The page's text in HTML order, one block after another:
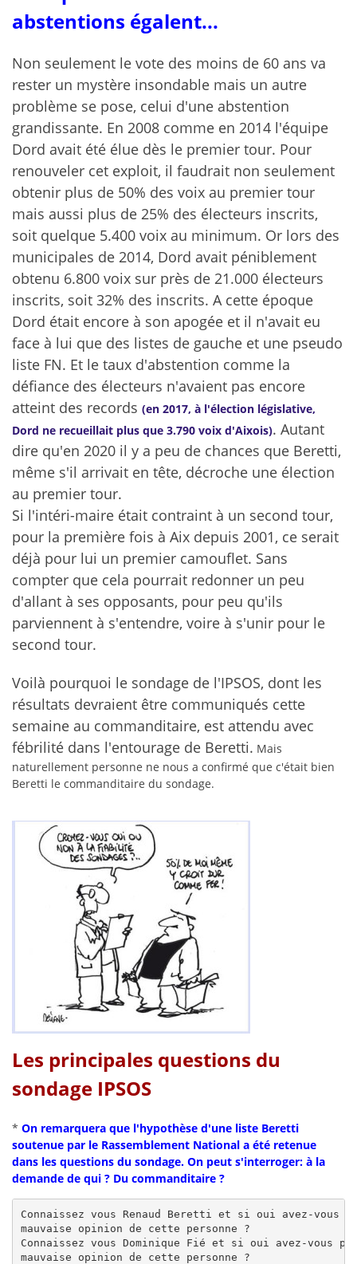
abstentions égalent...
Non seulement le vote des moins de 60 ans va
rester un mystère insondable mais un autre
problème se pose, celui d'une abstention
grandissante. En 2008 comme en 2014 l'équipe
Dord avait été élue dès le premier tour. Pour
renouveler cet exploit, il faudrait non seulement
obtenir plus de 50% des voix au premier tour
mais aussi plus de 25% des électeurs inscrits,
soit quelque 5.400 voix au minimum. Or lors des
municipales de 2014, Dord avait péniblement
obtenu 6.800 voix sur près de 21.000 électeurs
inscrits, soit 32% des inscrits. A cette époque
Dord était encore à son apogée et il n'avait eu
face à lui que des listes de gauche et une pseudo
liste FN. Et le taux d'abstention comme la
défiance des électeurs n'avaient pas encore
atteint des records (en 2017, à l'élection législative,
Dord ne recueillait plus que 3.790 voix d'Aixois). Autant
dire qu'en 2020 il y a peu de chances que Beretti,
même s'il arrivait en tête, décroche une élection
au premier tour.
Si l'intéri-maire était contraint à un second tour,
pour la première fois à Aix depuis 2001, ce serait
déjà pour lui un premier camouflet. Sans
compter que cela pourrait redonner un peu
d'allant à ses opposants, pour peu qu'ils
parviennent à s'entendre, voire à s'unir pour le
second tour.
Voilà pourquoi le sondage de l'IPSOS, dont les
résultats devraient être communiqués cette
semaine au commanditaire, est attendu avec
fébrilité dans l'entourage de Beretti. Mais
naturellement personne ne nous a confirmé que c'était bien
Beretti le commanditaire du sondage.
Les principales questions du
sondage IPSOS
* On remarquera que l'hypothèse d'une liste Beretti
soutenue par le Rassemblement National a été retenue
dans les questions du sondage. On peut s'interroger: à la
demande de qui ? Du commanditaire ?
Connaissez vous Renaud Beretti et si oui avez-vous
mauvaise opinion de cette personne ?
Connaissez vous Dominique Fié et si oui avez-vous
mauvaise opinion de cette personne ?